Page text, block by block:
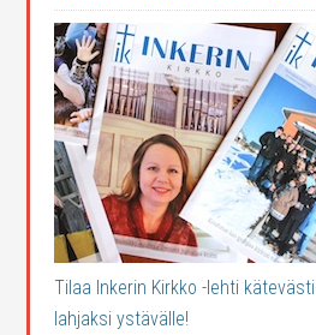
Tilaa Inkerin Kirkko -lehti
lahjaksi ystävälle!